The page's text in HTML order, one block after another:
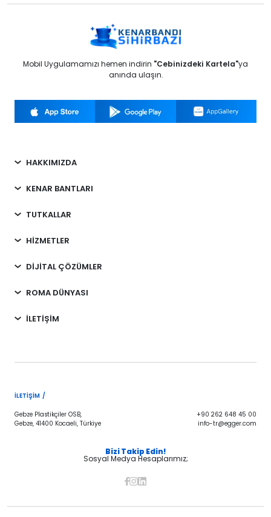
Mobil Uygulamamızı hemen indirin "Cebinizdeki Kartela"ya
anında ulaşın.
HAKKIMIZDA
KENAR BANTLARI
TUTKALLAR
HİZMETLER
DİJİTAL ÇÖZÜMLER
ROMA DÜNYASI
İLETİŞİM
İLETIŞIM /
Gebze Plastikçiler OSB,
Gebze, 41400 Kocaeli, Türkiye
+90 262 648 45 00
info-tr@egger.com
Bizi Takip Edin!
Sosyal Medya Hesaplarımız;